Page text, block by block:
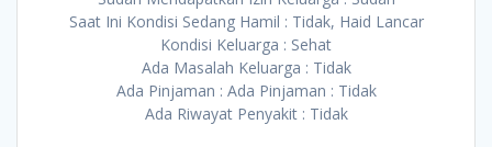
Saat Ini Kondisi Sedang Hamil : Tidak, Haid Lancar
Kondisi Keluarga : Sehat
Ada Masalah Keluarga : Tidak
Ada Pinjaman : Ada Pinjaman : Tidak
Ada Riwayat Penyakit : Tidak